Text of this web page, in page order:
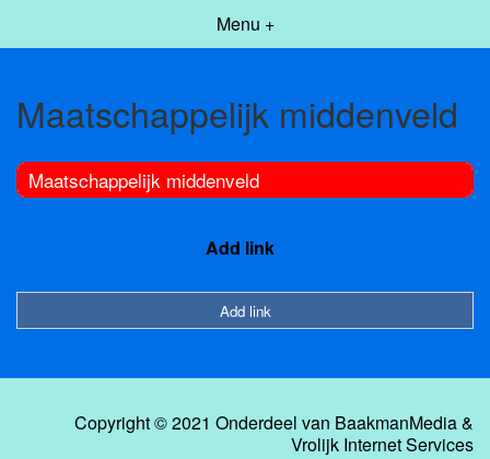
Menu +
Maatschappelijk middenveld
Maatschappelijk middenveld
Add link
Add link
Copyright © 2021 Onderdeel van BaakmanMedia&
Vrolijk Internet Services